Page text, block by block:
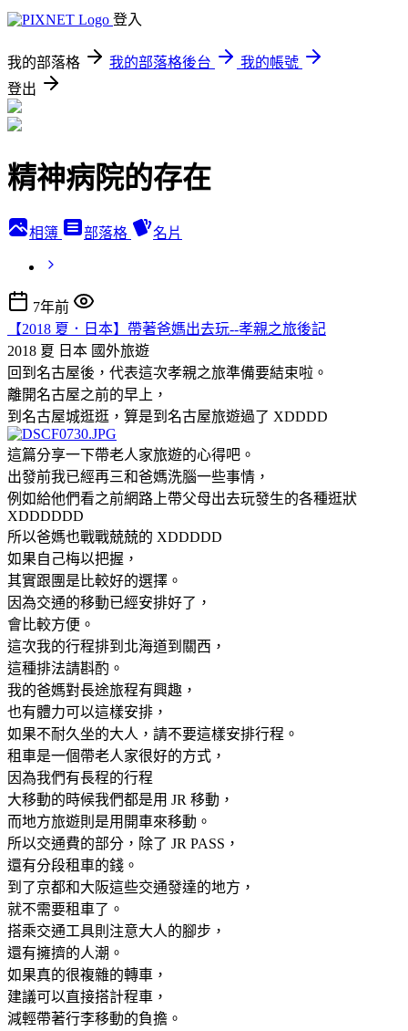
登入
我的部落格 我的部落格後台
我的帳號
登出
精神病院的存在
相簿 部落格 名片
7年前
【2018 夏．日本】帶著爸媽出去玩--孝親之旅後記
2018 夏 日本 國外旅遊
回到名古屋後，代表這次孝親之旅準備要結束啦。
離開名古屋之前的早上，
到名古屋城逛逛，算是到名古屋旅遊過了 XDDDD
這篇分享一下帶老人家旅遊的心得吧。
出發前我已經再三和爸媽洗腦一些事情，
例如給他們看之前網路上帶父母出去玩發生的各種逛狀
XDDDDDD
所以爸媽也戰戰兢兢的 XDDDDD
如果自己梅以把握，
其實跟團是比較好的選擇。
因為交通的移動已經安排好了，
會比較方便。
這次我的行程排到北海道到關西，
這種排法請斟酌。
我的爸媽對長途旅程有興趣，
也有體力可以這樣安排，
如果不耐久坐的大人，請不要這樣安排行程。
租車是一個帶老人家很好的方式，
因為我們有長程的行程
大移動的時候我們都是用 JR 移動，
而地方旅遊則是用開車來移動。
所以交通費的部分，除了 JR PASS，
還有分段租車的錢。
到了京都和大阪這些交通發達的地方，
就不需要租車了。
搭乘交通工具則注意大人的腳步，
還有擁擠的人潮。
如果真的很複雜的轉車，
建議可以直接搭計程車，
減輕帶著行李移動的負擔。